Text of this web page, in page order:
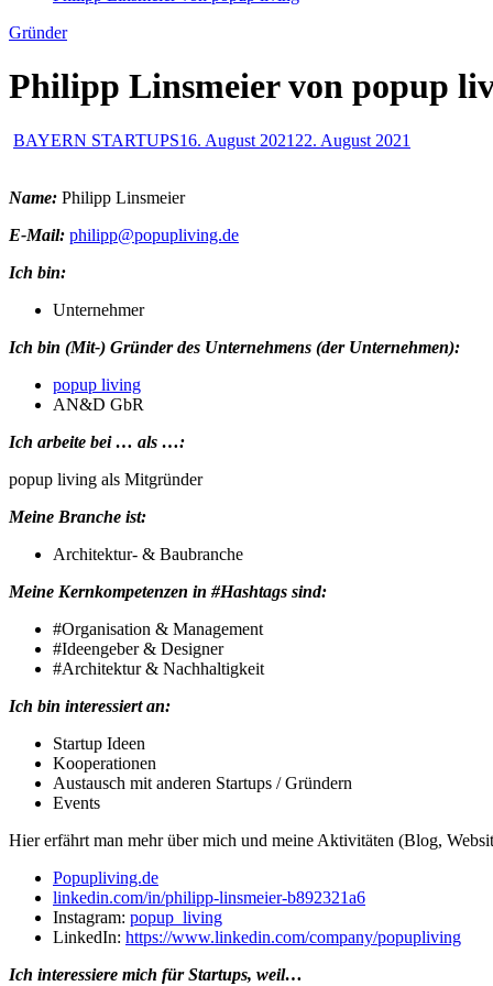
Gründer
Philipp Linsmeier von popup
BAYERN STARTUPS16. August 2021 22. August 2021
Name: Philipp Linsmeier
E-Mail: philipp@popupliving.de
Ich bin:
Unternehmer
Ich bin (Mit-) Gründer des Unternehmens (der Unternehmen):
popup living
AN&D GbR
Ich arbeite bei … als …:
popup living als Mitgründer
Meine Branche ist:
Architektur- & Baubranche
Meine Kernkompetenzen in #Hashtags sind:
#Organisation & Management
#Ideengeber & Designer
#Architektur & Nachhaltigkeit
Ich bin interessiert an:
Startup Ideen
Kooperationen
Austausch mit anderen Startups / Gründern
Events
Hier erfährt man mehr über mich und meine Aktivitäten (Blog,
Popupliving.de
linkedin.com/in/philipp-linsmeier-b892321a6
Instagram: popup_living
LinkedIn: https://www.linkedin.com/company/popupliving
Ich interessiere mich für Startups, weil…